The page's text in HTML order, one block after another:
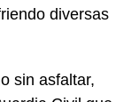
diversas
sin asfaltar,